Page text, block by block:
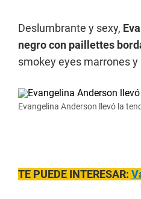
Deslumbrante y sexy,
negro con paillettes
smokey eyes marrones
Evangelina Anderson llevó la
TE PUEDE INTERESAR: